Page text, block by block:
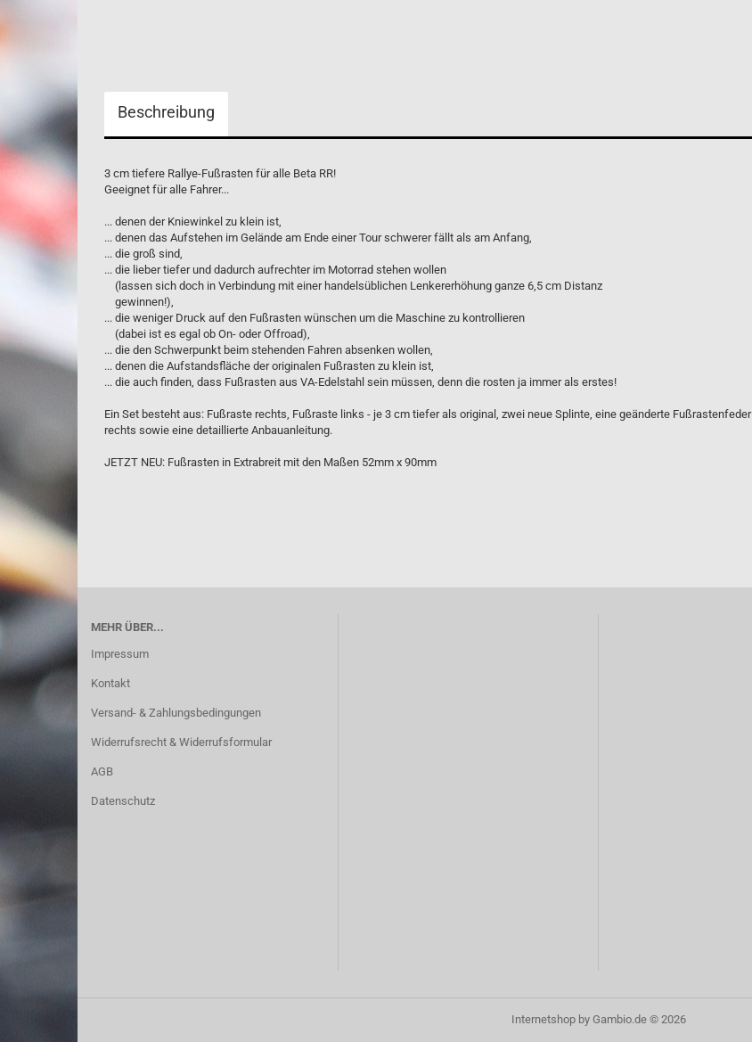
Beschreibung
3 cm tiefere Rallye-Fußrasten für alle Beta RR!
Geeignet für alle Fahrer...
... denen der Kniewinkel zu klein ist,
... denen das Aufstehen im Gelände am Ende einer Tour schwerer fällt als am Anfang,
... die groß sind,
... die lieber tiefer und dadurch aufrechter im Motorrad stehen wollen
(lassen sich doch in Verbindung mit einer handelsüblichen Lenkererhöhung ganze 6,5 cm Distanz
gewinnen!),
... die weniger Druck auf den Fußrasten wünschen um die Maschine zu kontrollieren
(dabei ist es egal ob On- oder Offroad),
... die den Schwerpunkt beim stehenden Fahren absenken wollen,
... denen die Aufstandsfläche der originalen Fußrasten zu klein ist,
... die auch finden, dass Fußrasten aus VA-Edelstahl sein müssen, denn die rosten ja immer als erstes!
Ein Set besteht aus: Fußraste rechts, Fußraste links - je 3 cm tiefer als original, zwei neue Splinte, eine geänderte Fußrastenfeder
rechts sowie eine detaillierte Anbauanleitung.
JETZT NEU: Fußrasten in Extrabreit mit den Maßen 52mm x 90mm
MEHR ÜBER...
Impressum
Kontakt
Versand- & Zahlungsbedingungen
Widerrufsrecht & Widerrufsformular
AGB
Datenschutz
Internetshop by Gambio.de © 2026